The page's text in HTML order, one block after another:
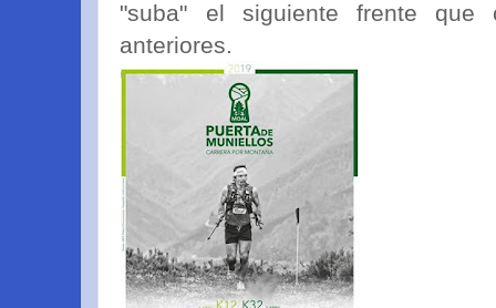
"suba" el siguiente frente que
anteriores.